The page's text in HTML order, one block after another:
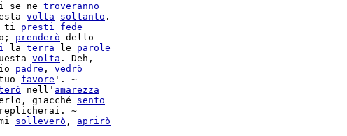
se ne troveranno
volta soltanto .
ti presti
fede
prenderò dello
la terra le parole
volta . Deh,
padre , vedrò
favore '. ~
nell' amarezza
giacché sento
~
solleverò , aprirò